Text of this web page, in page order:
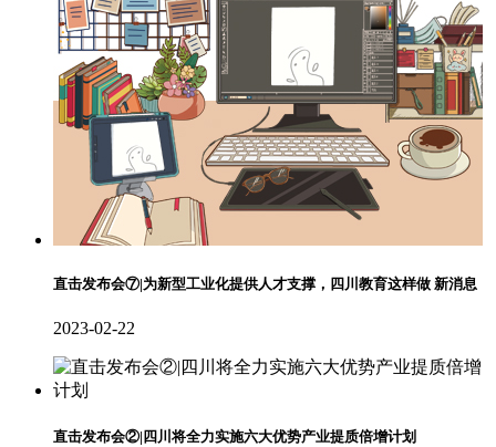
直击发布会⑦|为新型工业化提供人才支撑，四川教育这样做 新消息
2023-02-22
直击发布会②|四川将全力实施六大优势产业提质倍增计划